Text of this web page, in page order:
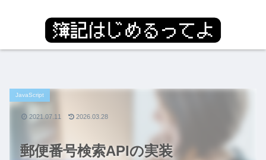
郵便番号検索APIの実装
JavaScript
2021.07.11 2026.03.28